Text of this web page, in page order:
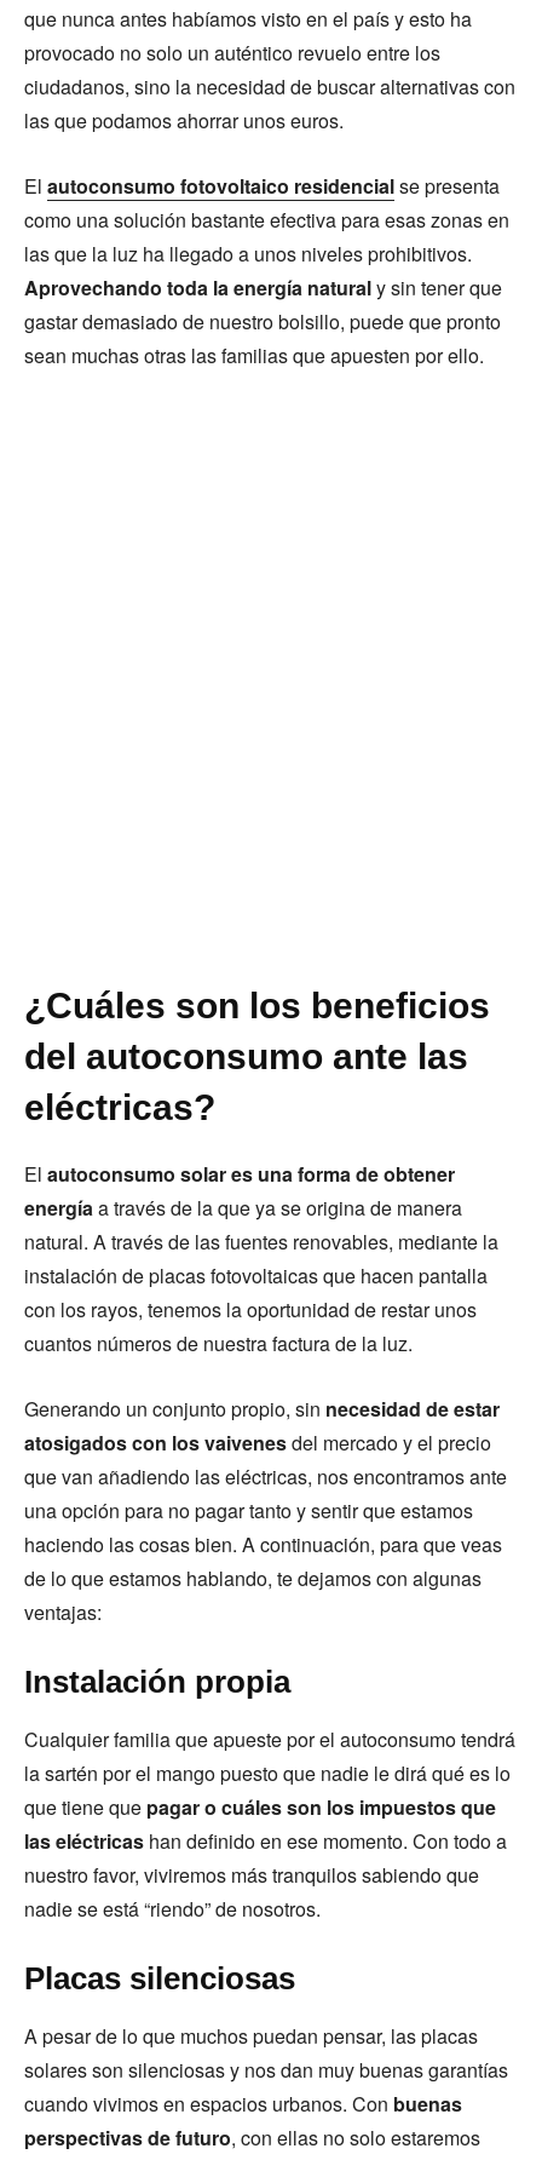
que nunca antes habíamos visto en el país y esto ha
provocado no solo un auténtico revuelo entre los
ciudadanos, sino la necesidad de buscar alternativas con
las que podamos ahorrar unos euros.
El autoconsumo fotovoltaico residencialse presenta
como una solución bastante efectiva para esas zonas en
las que la luz ha llegado a unos niveles prohibitivos.
Aprovechando toda la energía naturaly sin tener que
gastar demasiado de nuestro bolsillo, puede que pronto
sean muchas otras las familias que apuesten por ello.
¿Cuáles son los beneficios
del autoconsumo ante las
eléctricas?
El autoconsumo solar es una forma de obtener
energíaa través de la que ya se origina de manera
natural. A través de las fuentes renovables, mediante la
instalación de placas fotovoltaicas que hacen pantalla
con los rayos, tenemos la oportunidad de restar unos
cuantos números de nuestra factura de la luz.
Generando un conjunto propio, sin necesidad de estar
atosigados con los vaivenesdel mercado y el precio
que van añadiendo las eléctricas, nos encontramos ante
una opción para no pagar tanto y sentir que estamos
haciendo las cosas bien. A continuación, para que veas
de lo que estamos hablando, te dejamos con algunas
ventajas:
Instalación propia
Cualquier familia que apueste por el autoconsumo tendrá
la sartén por el mango puesto que nadie le dirá qué es lo
que tiene que pagar o cuáles son los impuestos que
las eléctricas han definido en ese momento. Con todo a
nuestro favor, viviremos más tranquilos sabiendo que
nadie se está “riendo” de nosotros.
Placas silenciosas
A pesar de lo que muchos puedan pensar, las placas
solares son silenciosas y nos dan muy buenas garantías
cuando vivimos en espacios urbanos. Con buenas
perspectivas de futuro, con ellas no solo estaremos